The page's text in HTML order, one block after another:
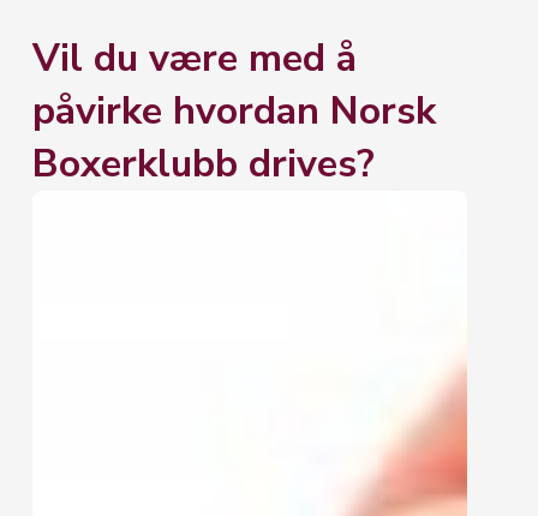
Vil du være med å
påvirke hvordan Norsk
Boxerklubb drives?